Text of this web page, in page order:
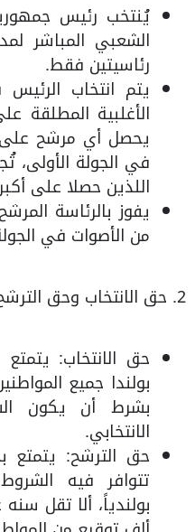
يُنتخب رئيس
الشعبي المباشر
رئاسيتين فقط.
يتم انتخاب
الأغلبية المطلقة
في الجولة الأولى،
اللذين حصلا على
يفوز بالرئاسة
من الأصوات في
2. حق الانتخاب وحق الترشح:
حق الانتخاب:
بشرط أن يكون
الانتخابي.
حق الترشح: يتمتع
تتوافر فيه